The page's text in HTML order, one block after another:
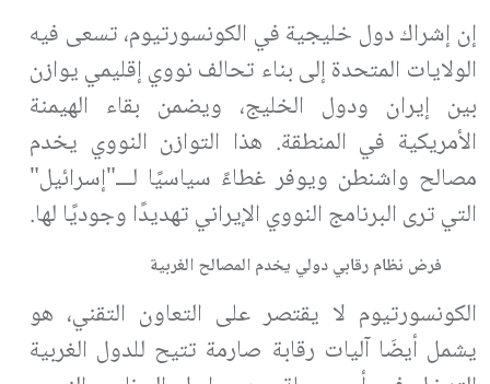
إن إشراك دول خليجية في الكونسورتيوم، تسعى فيه
الولايات المتحدة إلى بناء تحالف نووي إقليمي يوازن
بين إيران ودول الخليج، ويضمن بقاء الهيمنة
الأمريكية في المنطقة. هذا التوازن النووي يخدم
مصالح واشنطن ويوفر غطاءً سياسيًا لـــ"إسرائيل"
التي ترى البرنامج النووي الإيراني تهديدًا وجوديًا لها.
فرض نظام رقابي دولي يخدم المصالح الغربية
الكونسورتيوم لا يقتصر على التعاون التقني، هو
يشمل أيضَا آليات رقابة صارمة تتيح للدول الغربية